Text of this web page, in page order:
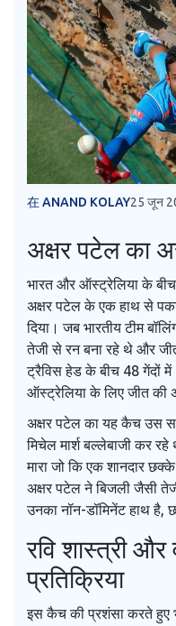
在 ANAND KOLAY25 जून
अक्षर पटेल का
भारत और ऑस्ट्रेलिया के
अक्षर पटेल के एक हाथ से
दिया। जब भारतीय टीम
तेजी से रन बना रहे थे और
ट्रैविस हेड के बीच 48 गेंदों में
ऑस्ट्रेलिया के लिए जीत की
अक्षर पटेल का यह कैच उस
मिचेल मार्श बल्लेबाजी कर
मारा जो कि एक शानदार
अक्षर पटेल ने बिजली जैसी
उनका नॉन-डॉमिनेंट हाथ
रवि शास्त्री और
प्रतिक्रिया
इस कैच की प्रशंसा करते हुए